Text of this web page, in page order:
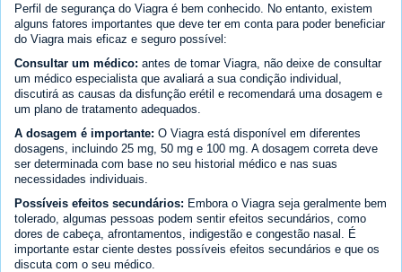
Perfil de segurança do Viagra é bem conhecido. No entanto, existem
alguns fatores importantes que deve ter em conta para poder beneficiar
do Viagra mais eficaz e seguro possível:
Consultar um médico: antes de tomar Viagra, não deixe de consultar
um médico especialista que avaliará a sua condição individual,
discutirá as causas da disfunção erétil e recomendará uma dosagem e
um plano de tratamento adequados.
A dosagem é importante: O Viagra está disponível em diferentes
dosagens, incluindo 25 mg, 50 mg e 100 mg. A dosagem correta deve
ser determinada com base no seu historial médico e nas suas
necessidades individuais.
Possíveis efeitos secundários: Embora o Viagra seja geralmente bem
tolerado, algumas pessoas podem sentir efeitos secundários, como
dores de cabeça, afrontamentos, indigestão e congestão nasal. É
importante estar ciente destes possíveis efeitos secundários e que os
discuta com o seu médico.